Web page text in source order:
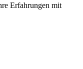
Erfahrungen mit